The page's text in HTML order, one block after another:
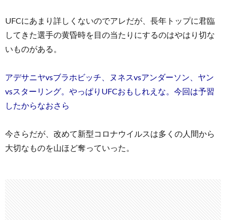
UFCにあまり詳しくないのでアレだが、長年トップに君臨
してきた選手の黄昏時を目の当たりにするのはやはり切な
いものがある。
アデサニヤvsブラホビッチ、ヌネスvsアンダーソン、ヤン
vsスターリング。やっぱりUFCおもしれえな。今回は予習
したからなおさら
今さらだが、改めて新型コロナウイルスは多くの人間から
大切なものを山ほど奪っていった。